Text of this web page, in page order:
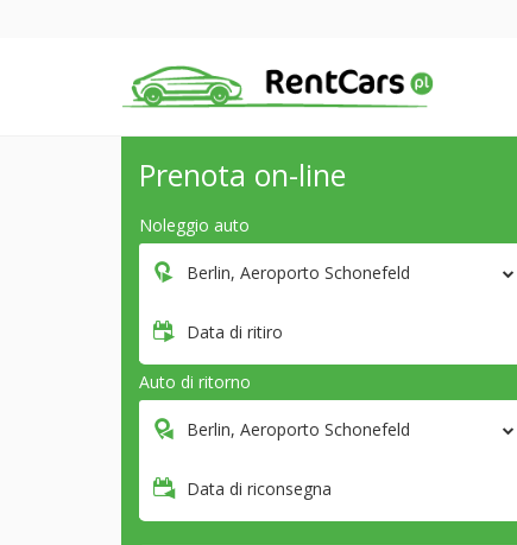
Prenota on-line
Noleggio auto
Berlin, Aeroporto Schonefeld
Data di ritiro
Auto di ritorno
Berlin, Aeroporto Schonefeld
Data di riconsegna